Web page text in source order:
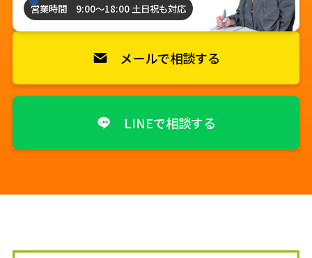
営業時間 9:00〜18:00 土日祝も対応
メールで相談する
LINEで相談する